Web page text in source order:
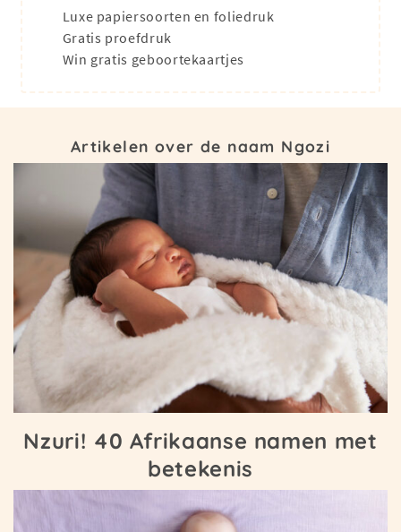
Luxe papiersoorten en foliedruk
Gratis proefdruk
Win gratis geboortekaartjes
Artikelen over de naam Ngozi
Nzuri! 40 Afrikaanse namen met
betekenis